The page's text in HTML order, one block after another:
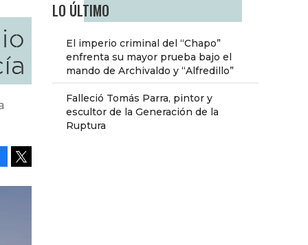
LO ÚLTIMO
El imperio criminal del “Chapo”
enfrenta su mayor prueba bajo el
mando de Archivaldo y “Alfredillo”
Falleció Tomás Parra, pintor y
escultor de la Generación de la
Ruptura